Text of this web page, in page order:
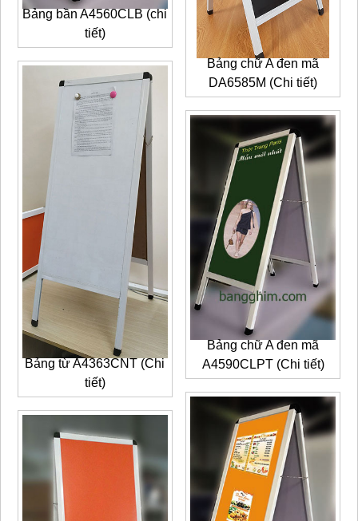
Bảng bần A4560CLB (chi
tiết)
Bảng từ A4363CNT (Chi
tiết)
Bảng chữ A đen mã
DA6585M (Chi tiết)
Bảng chữ A đen mã
A4590CLPT (Chi tiết)